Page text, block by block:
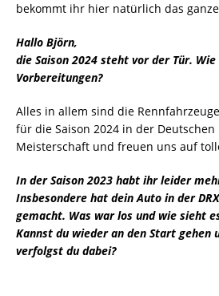
bekommt ihr hier natürlich das
Hallo Björn,
die Saison 2024 steht vor der Tür.
Vorbereitungen?
Alles in allem sind die
für die Saison 2024 in der Deutschen
Meisterschaft und freuen uns auf
In der Saison 2023 habt ihr leider
Insbesondere hat dein Auto in der
gemacht. Was war los und wie sieht
Kannst du wieder an den Start gehen
verfolgst du dabei?